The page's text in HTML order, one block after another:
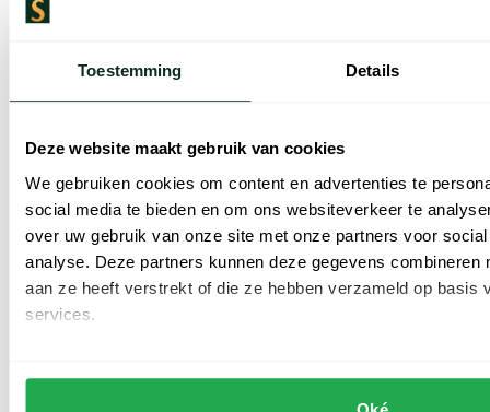
Toestemming Details
Deze website maakt gebruik van cookies
We gebruiken cookies om content en advertenties te
social media te bieden en om ons websiteverkeer te
over uw gebruik van onze site met onze partners voor
analyse. Deze partners kunnen deze gegevens combineren
aan ze heeft verstrekt of die ze hebben verzameld op basis
services.
Polo Ralph Lauren
€ 69,50
-
50%
Polo Ralph Lauren
€ 62,50
-
50%